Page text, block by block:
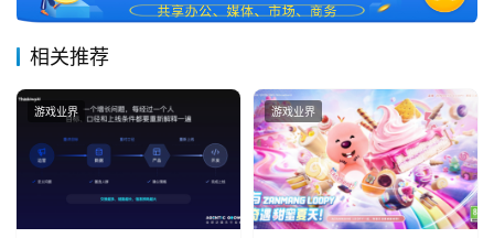
相关推荐
游戏业界 游戏业界